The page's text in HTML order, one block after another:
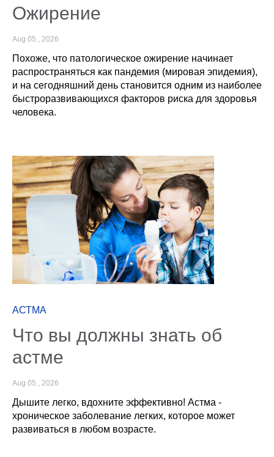
Ожирение
Aug 05., 2026
Похоже, что патологическое ожирение начинает
распространяться как пандемия (мировая эпидемия),
и на сегодняшний день становится одним из наиболее
быстроразвивающихся факторов риска для здоровья
человека.
АСТМА
Что вы должны знать об
астме
Aug 05., 2026
Дышите легко, вдохните эффективно! Астма -
хроническое заболевание легких, которое может
развиваться в любом возрасте.